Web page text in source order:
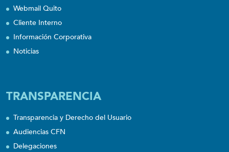
Webmail Quito
Cliente Interno
Información Corporativa
Noticias
TRANSPARENCIA
Transparencia y Derecho del Usuario
Audiencias CFN
Delegaciones